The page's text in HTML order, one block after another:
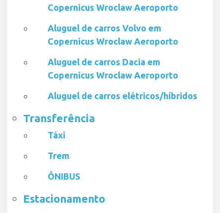
Copernicus Wroclaw Aeroporto
Aluguel de carros Volvo em
Copernicus Wroclaw Aeroporto
Aluguel de carros Dacia em
Copernicus Wroclaw Aeroporto
Aluguel de carros elétricos/híbridos
Transferência
Táxi
Trem
ÔNIBUS
Estacionamento